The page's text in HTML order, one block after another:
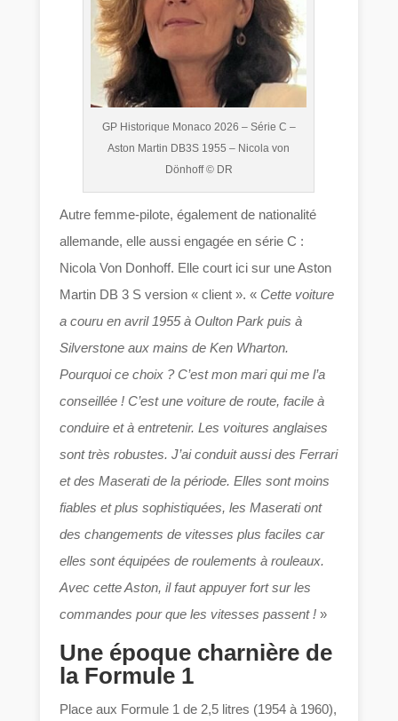
GP Historique Monaco 2026 – Série C –
Aston Martin DB3S 1955 – Nicola von
Dönhoff © DR
Autre femme-pilote, également de nationalité
allemande, elle aussi engagée en série C :
Nicola Von Donhoff. Elle court ici sur une Aston
Martin DB 3 S version « client ». « Cette voiture
a couru en avril 1955 à Oulton Park puis à
Silverstone aux mains de Ken Wharton.
Pourquoi ce choix ? C’est mon mari qui me l’a
conseillée ! C’est une voiture de route, facile à
conduire et à entretenir. Les voitures anglaises
sont très robustes. J’ai conduit aussi des Ferrari
et des Maserati de la période. Elles sont moins
fiables et plus sophistiquées, les Maserati ont
des changements de vitesses plus faciles car
elles sont équipées de roulements à rouleaux.
Avec cette Aston, il faut appuyer fort sur les
commandes pour que les vitesses passent ! »
Une époque charnière de
la Formule 1
Place aux Formule 1 de 2,5 litres (1954 à 1960),